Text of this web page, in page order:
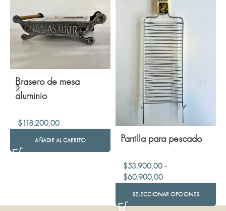
Brasero de mesa
aluminio
$118.200,00
AÑADIR AL CARRITO Parrilla para pescado
$53.900,00-
$60.900,00
SELECCIONAR OPCIONES